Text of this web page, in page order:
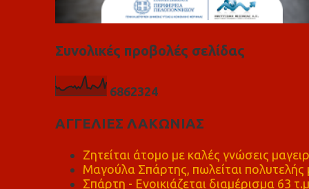
Συνολικές προβολές σελίδας
6862324
ΑΓΓΕΛΙΕΣ ΛΑΚΩΝΙΑΣ
Ζητείται άτομο με καλές γνώσεις
Μαγούλα Σπάρτης, πωλείται πολυτελής
Σπάρτη - Ενοικιάζεται διαμέρισμα 63 τ.μ